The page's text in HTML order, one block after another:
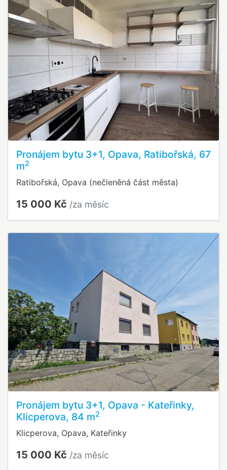
Pronájem bytu 3+1, Opava, Ratibořská, 67
m2
Ratibořská, Opava (nečleněná část města)
15 000 Kč /za měsíc
Pronájem bytu 3+1, Opava - Kateřinky,
Klicperova, 84 m2
Klicperova, Opava, Kateřinky
15 000 Kč /za měsíc